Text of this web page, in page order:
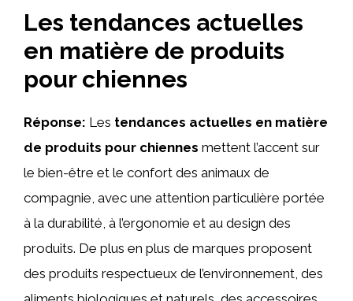
Les tendances actuelles
en matière de produits
pour chiennes
Réponse: Les tendances actuelles en matière
de produits pour chiennes mettent l’accent sur
le bien-être et le confort des animaux de
compagnie, avec une attention particulière portée
à la durabilité, à l’ergonomie et au design des
produits. De plus en plus de marques proposent
des produits respectueux de l’environnement, des